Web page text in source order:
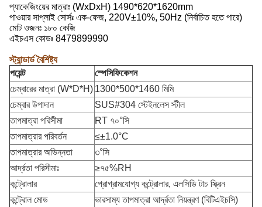
প্যাকেজিংয়ের মাত্রাঃ (WxDxH) 1490*620*1620mm
পাওয়ার সাপ্লাই সোর্সঃ এক-ফেজ, 220V±10%, 50Hz (নির্বাচিত হতে পারে)
মোট ওজনঃ ১৮০ কেজি
এইচএস কোডঃ 8479899990
স্ট্যান্ডার্ড বৈশিষ্ট্য
পয়েন্ট
স্পেসিফিকেশন
চেম্বারের মাত্রা (W*D*H) 1300*500*1460 মিমি
চেম্বার উপাদান
SUS#304 স্টেইনলেস স্টীল
তাপমাত্রা পরিসীমা
RT ৭০°সি
তাপমাত্রার পরিবর্তন
≤±1.0°C
তাপমাত্রার অভিন্নতা
৩°সি
আর্দ্রতা পরিসীমাঃ
≥৭৫%RH
কন্ট্রোলার
প্রোগ্রামযোগ্য কন্ট্রোলার, এলসিডি টাচ স্ক্রিন
কন্ট্রোল মোড
ভারসাম্য তাপমাত্রা আর্দ্রতা নিয়ন্ত্রণ (বিটিএইচসি)